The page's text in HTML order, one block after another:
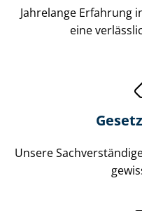
Jahrelange Erfahrung
eine
Unsere